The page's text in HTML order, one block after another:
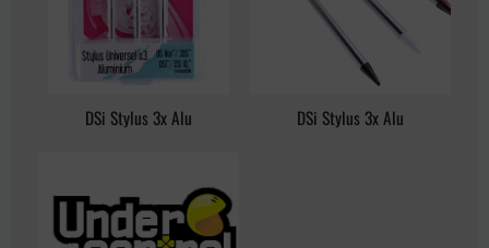
DSi Stylus 3x Alu DSi Stylus 3x Alu